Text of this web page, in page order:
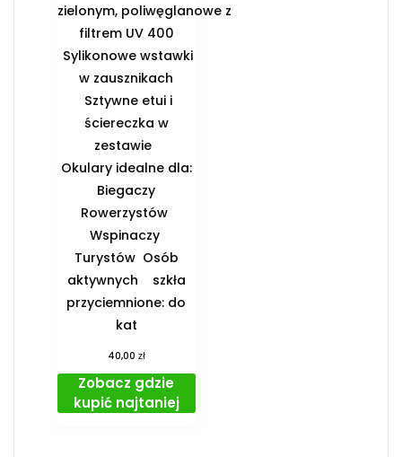
zielonym, poliwęglanowe z
filtrem UV 400
Sylikonowe wstawki
w zausznikach
Sztywne etui i
ściereczka w
zestawie
️Okulary idealne dla:
️ Biegaczy ️
Rowerzystów ️
Wspinaczy ️
Turystów ️ Osób
aktywnych ️ szkła
przyciemnione: do
kat
40,00 zł
Zobacz gdzie
kupić najtaniej